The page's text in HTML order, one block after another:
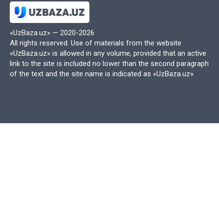
часто находятся в движении или не имеют
возможности носить с собой тяжелые
печатные книги.
Электронные учебники позволяют
студентам быстро находить нужную
информацию с помощью функции поиска,
«UzBaza.uz» — 2020-2026
All rights reserved. Use of materials from the website
«UzBaza.uz» is allowed in any volume, provided that an active
link to the site is included no lower than the second paragraph
of the text and the site name is indicated as «UzBaza.uz»